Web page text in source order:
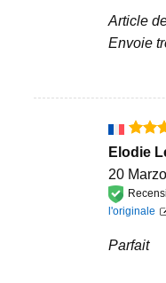
Article
Envoie
Elodie
20
l'originale
Parfait